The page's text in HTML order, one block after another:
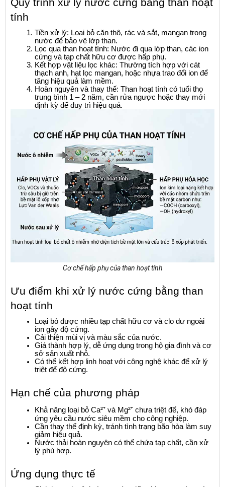
tính
Tiền xử lý: Loại bỏ cặn thô, rác và sắt, mangan trong
nước để bảo vệ lớp than.
Lọc qua than hoạt tính: Nước đi qua lớp than, các ion
cứng và tạp chất hữu cơ được hấp phụ.
Kết hợp vật liệu lọc khác: Thường tích hợp với cát
thạch anh, hạt lọc mangan, hoặc nhựa trao đổi ion để
tăng hiệu quả làm mềm.
Hoàn nguyên và thay thế: Than hoạt tính có tuổi thọ
trung bình 1 – 2 năm, cần rửa ngược hoặc thay mới
định kỳ để duy trì hiệu quả.
Cơ chế hấp phụ của than hoạt tính
Ưu điểm khi xử lý nước cứng bằng than
hoạt tính
Loại bỏ được nhiều tạp chất hữu cơ và clo dư ngoài
ion gây độ cứng.
Cải thiện mùi vị và màu sắc của nước.
Giá thành hợp lý, dễ ứng dụng trong hộ gia đình và cơ
sở sản xuất nhỏ.
Có thể kết hợp linh hoạt với công nghệ khác để xử lý
triệt để độ cứng.
Hạn chế của phương pháp
Khả năng loại bỏ Ca²⁺ và Mg²⁺ chưa triệt để, khó đáp
ứng yêu cầu nước siêu mềm cho công nghiệp.
Cần thay thế định kỳ, tránh tình trạng bão hòa làm suy
giảm hiệu quả.
Nước thải hoàn nguyên có thể chứa tạp chất, cần xử
lý phù hợp.
Ứng dụng thực tế